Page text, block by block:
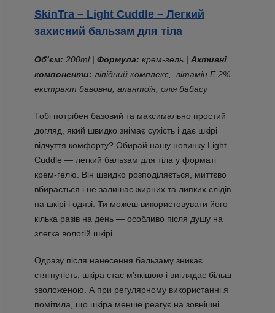
SkinTra – Light Cuddle – Легкий
захисний бальзам для тіла
Об’єм: 200ml | Формула: крем-гель | Активні
компоненти: ліпідний комплекс, вітамін E 2%,
екстракт бавовни, алантоїн, олія бабасу
Тобі потрібен базовий та максимально простий
догляд, який швидко знімає сухість і дає шкірі
відчуття комфорту? Обирай нашу новинку Light
Cuddle — легкий бальзам для тіла у форматі
крем-гелю. Він швидко розподіляється, миттєво
вбирається і не залишає жирних та липких слідів
на шкірі і одязі. Ти можеш використовувати його
кілька разів на день — особливо після душу на
злегка вологій шкірі.
Одразу після нанесення бальзаму зникає
стягнутість, шкіра стає м’якішою і виглядає більш
зволоженою. А при регулярному використанні я
помітила, що шкіра менше реагує на зовнішні